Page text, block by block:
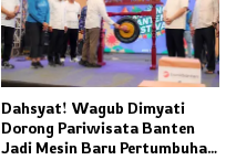
Dahsyat! Wagub Dimyati
Dorong Pariwisata Banten
Jadi Mesin Baru Pertumbuhan